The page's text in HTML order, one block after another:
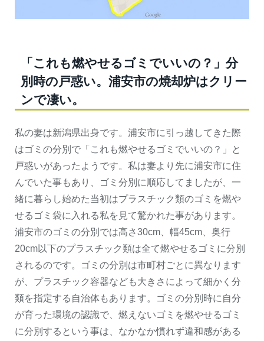
「これも燃やせるゴミでいいの？」分
別時の戸惑い。浦安市の焼却炉はクリー
ンで凄い。
私の妻は新潟県出身です。浦安市に引っ越してきた際
はゴミの分別で「これも燃やせるゴミでいいの？」と
戸惑いがあったようです。私は妻より先に浦安市に住
んでいた事もあり、ゴミ分別に順応してましたが、一
緒に暮らし始めた当初はプラスチック類のゴミを燃や
せるゴミ袋に入れる私を見て驚かれた事があります。
浦安市のゴミの分別では高さ30cm、幅45cm、奥行
20cm以下のプラスチック類は全て燃やせるゴミに分別
されるのです。ゴミの分別は市町村ごとに異なります
が、プラスチック容器なども大きさによって細かく分
類を指定する自治体もあります。ゴミの分別時に自分
が育った環境の認識で、燃えないゴミを燃やせるゴミ
に分別するという事は、なかなか慣れず違和感がある